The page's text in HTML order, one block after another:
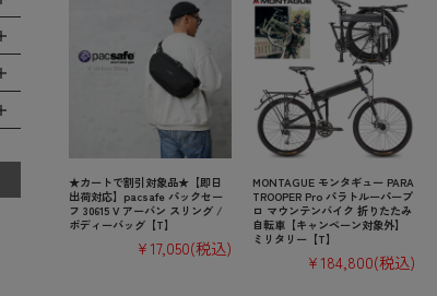
★カートで割引対象品★【即日
出荷対応】pacsafe パックセー
フ 30615 V アーバン スリング /
ボディーバッグ【T】
¥17,050(税込)
MONTAGUE モンタギュー PARA
TROOPER Pro パラトルーパープ
ロ マウンテンバイク 折りたたみ
自転車【キャンペーン対象外】
ミリタリー【T】
¥184,800(税込)